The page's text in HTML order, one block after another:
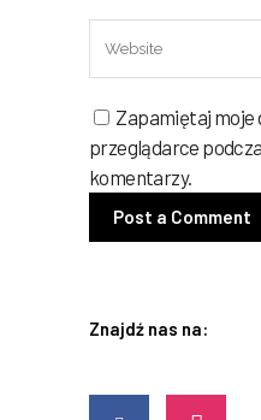
Zapamiętaj moje
przeglądarce
komentarzy.
Znajdź nas na: